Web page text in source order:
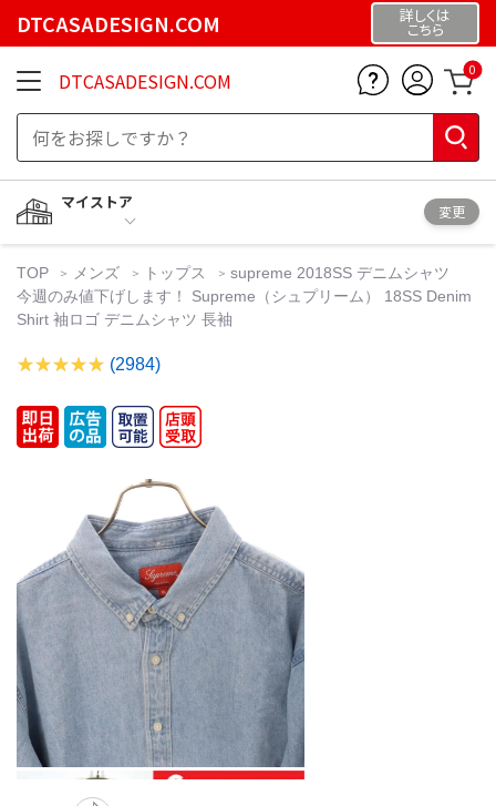
DTCASADESIGN.COM 詳しくは
こちら
DTCASADESIGN.COM 0
マイストア
変更
TOP メンズ トップス
supreme 2018SS デニムシャツ
今週のみ値下げします！ Supreme（シュプリーム） 18SS Denim
Shirt 袖ロゴ デニムシャツ 長袖
(2984)